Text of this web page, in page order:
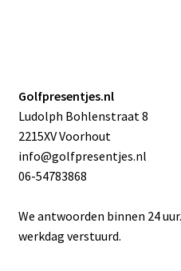
Golfpresentjes.nl
Ludolph Bohlenstraat 8
2215XV Voorhout
info@golfpresentjes.nl
06-54783868
We antwoorden binnen 24
werkdag verstuurd.